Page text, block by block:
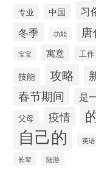
专业 中国 习
冬季 功能
宝宝 寓意 工作
技能 攻略
春节期间 是
父母 疫情
自己的 英语
长辈 陆游